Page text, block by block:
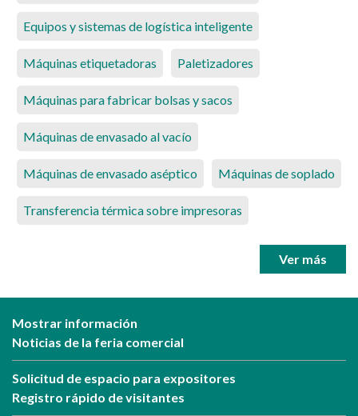
Equipos y sistemas de logística inteligente
Máquinas etiquetadoras Paletizadores
Máquinas para fabricar bolsas y sacos
Máquinas de envasado al vacío
Máquinas de envasado aséptico Máquinas de soplado
Transferencia térmica sobre impresoras
Ver más
Mostrar información
Noticias de la feria comercial
Solicitud de espacio para expositores
Registro rápido de visitantes